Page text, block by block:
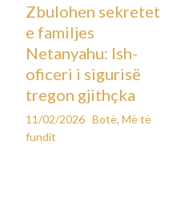
Zbulohen sekretet
e familjes
Netanyahu: Ish-
oficeri i sigurisë
tregon gjithçka
11/02/2026 Botë,Më të
fundit